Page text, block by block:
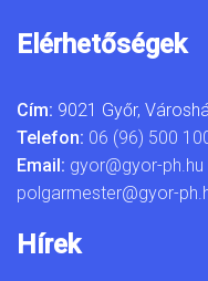
Elérhetőségek
Cím: 9021 Győr,
Telefon: 06 (96) 500
Email: gyor@gyor-ph.hu
polgarmester@gyor-
Hírek